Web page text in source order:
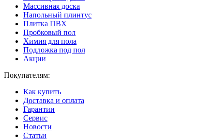
Массивная доска
Напольный плинтус
Плитка ПВХ
Пробковый пол
Химия для пола
Подложка под пол
Акции
Покупателям:
Как купить
Доставка и оплата
Гарантии
Сервис
Новости
Статьи